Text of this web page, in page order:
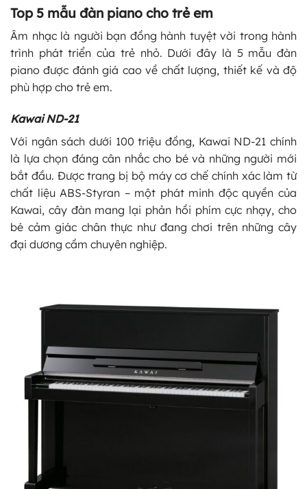
Top 5 mẫu đàn piano cho trẻ em
Âm nhạc là người bạn đồng hành tuyệt vời trong hành
trình phát triển của trẻ nhỏ. Dưới đây là 5 mẫu đàn
piano được đánh giá cao về chất lượng, thiết kế và độ
phù hợp cho trẻ em.
Kawai ND-21
Với ngân sách dưới 100 triệu đồng, Kawai ND-21 chính
là lựa chọn đáng cân nhắc cho bé và những người mới
bắt đầu. Được trang bị bộ máy cơ chế chính xác làm từ
chất liệu ABS-Styran – một phát minh độc quyền của
Kawai, cây đàn mang lại phản hồi phím cực nhạy, cho
bé cảm giác chân thực như đang chơi trên những cây
đại dương cầm chuyên nghiệp.